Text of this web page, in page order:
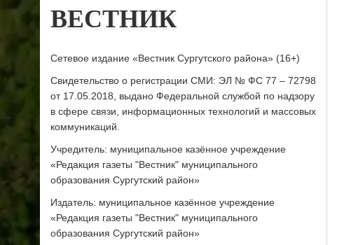
ВЕСТНИК
Сетевое издание «Вестник Сургутского района» (16+)
Свидетельство о регистрации СМИ: ЭЛ № ФС 77 – 72798
от 17.05.2018, выдано Федеральной службой по надзору
в сфере связи, информационных технологий и массовых
коммуникаций.
Учредитель: муниципальное казённое учреждение
«Редакция газеты "Вестник" муниципального
образования Сургутский район»
Издатель: муниципальное казённое учреждение
«Редакция газеты "Вестник" муниципального
образования Сургутский район»